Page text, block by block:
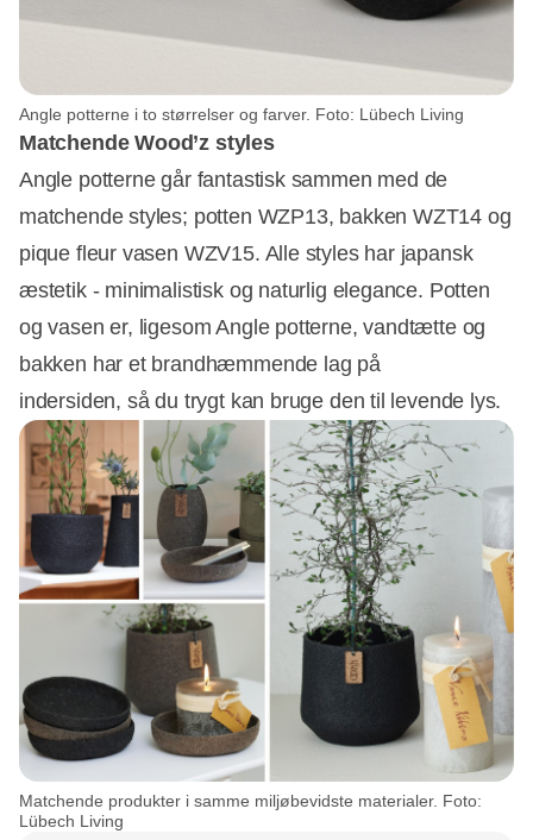
Angle potterne i to størrelser og farver. Foto: Lübech Living
Matchende Wood’z styles
Angle potterne går fantastisk sammen med de
matchende styles; potten WZP13, bakken WZT14 og
pique fleur vasen WZV15. Alle styles har japansk
æstetik - minimalistisk og naturlig elegance. Potten
og vasen er, ligesom Angle potterne, vandtætte og
bakken har et brandhæmmende lag på
indersiden, så du trygt kan bruge den til levende lys.
Matchende produkter i samme miljøbevidste materialer. Foto:
Lübech Living